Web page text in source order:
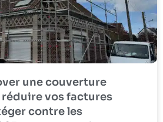
une couverture
vos factures
contre les